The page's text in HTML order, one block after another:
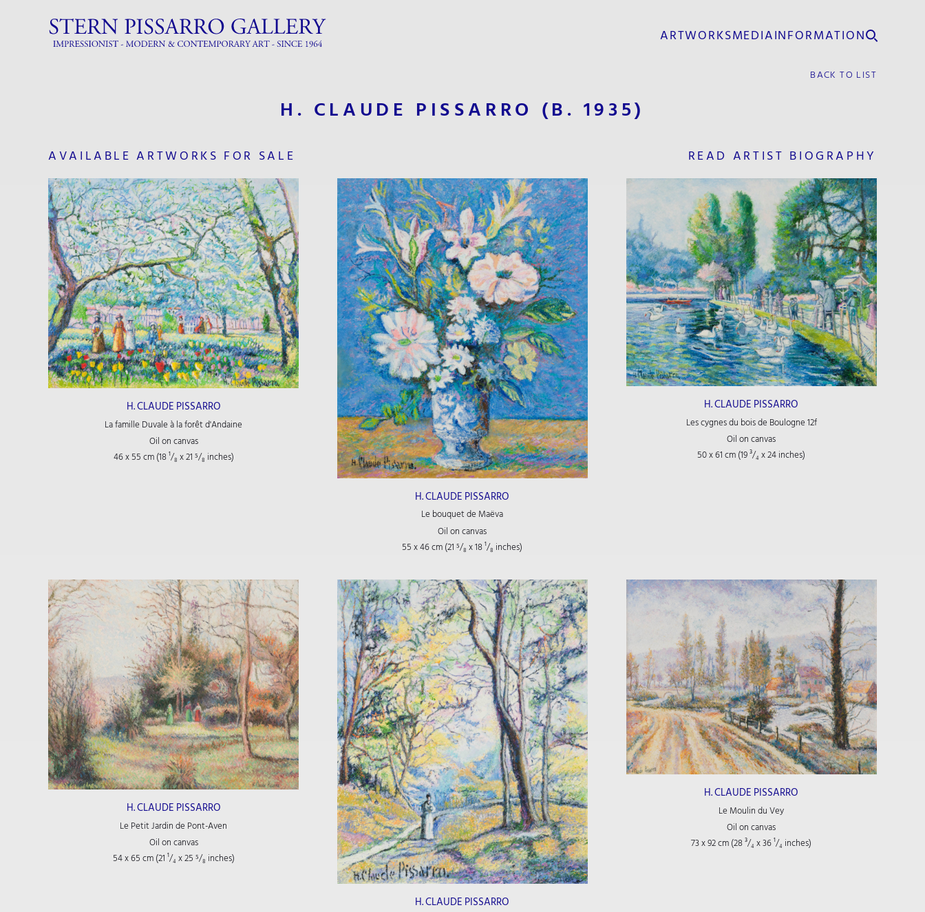
ARTWORKSMEDIAINFORMATION
BACK TO LIST
H. CLAUDE PISSARRO (B. 1935)
AVAILABLE ARTWORKS FOR SALE READ ARTIST BIOGRAPHY
H. CLAUDE PISSARRO
La famille Duvale à la forêt d'Andaine
Oil on canvas
46 x 55 cm (18¹/₈ x 21 ⁵/₈ inches)
H. CLAUDE PISSARRO
Le bouquet de Maëva
Oil on canvas
55 x 46 cm (21⁵/₈ x 18¹/₈ inches)
H. CLAUDE PISSARRO
Les cygnes du bois de Boulogne 12f
Oil on canvas
50 x 61 cm (19³/₄ x 24 inches)
H. CLAUDE PISSARRO
Le Petit Jardin de Pont-Aven
Oil on canvas
54 x 65 cm (21 ¹/₄ x 25 ⁵/₈ inches)
H. CLAUDE PISSARRO
H. CLAUDE PISSARRO
Le Moulin du Vey
Oil on canvas
73 x 92 cm (28³/₄ x 36¹/₄ inches)